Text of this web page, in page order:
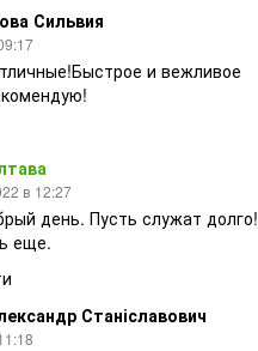
Сильвия
и вежливое
в 12:27
день. Пусть служат долго!
еще.
Станіславович